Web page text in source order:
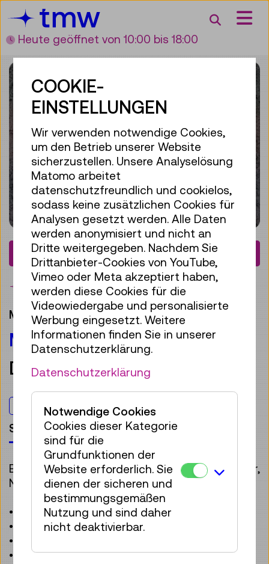
Zum Inhalt
Zum Hauptmenü
Zur Suche
Zur Zielgruppennavigation
Suche
Heute geöffnet von 10:00 bis 18:00
€ 16,80
Merken
Museumsprodukte, Im Bann der Bahn
METALLSCHILD
DAMPFLOKOMOTIVE 180.01
Für alle
Shopprodukte
Ein besonderes Stück für Eisenbahnliebhaber,
Nostalgie-Fans und Sammler.
• Format: 20 × 30 cm
• Hochwertiger Druck auf stabilem Metall
• 4 Randlochungen zur einfachen Montage
• Metallschild mit Motivprägung
COOKIE-
EINSTELLUNGEN
Wir verwenden notwendige Cookies,
um den Betrieb unserer Website
sicherzustellen. Unsere Analyselösung
Matomo arbeitet
datenschutzfreundlich und cookielos,
sodass keine zusätzlichen Cookies für
Analysen gesetzt werden. Alle Daten
werden anonymisiert und nicht an
Dritte weitergegeben. Nachdem Sie
Drittanbieter-Cookies von YouTube,
Vimeo oder Meta akzeptiert haben,
werden diese Cookies für die
Videowiedergabe und personalisierte
Werbung eingesetzt. Weitere
Informationen finden Sie in unserer
Datenschutzerklärung.
Datenschutzerklärung
Notwendige Cookies
Cookies dieser Kategorie
sind für die
Grundfunktionen der
Website erforderlich. Sie
dienen der sicheren und
bestimmungsgemäßen
Nutzung und sind daher
nicht deaktivierbar.